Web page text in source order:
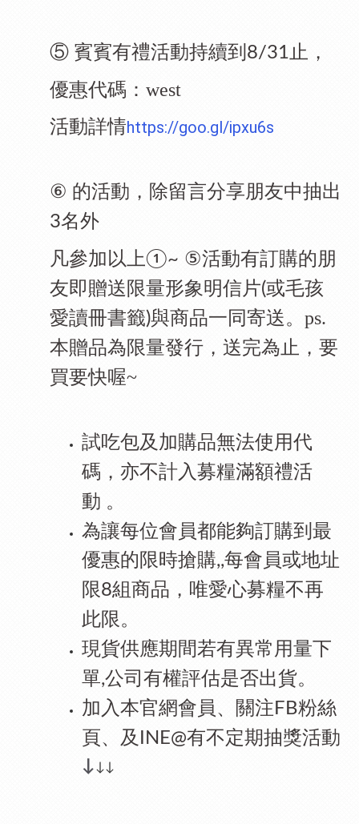
⑤ 賓賓有禮活動持續到 8/31止，
優惠代碼： west
活動詳情https://goo.gl/ipxu6s
⑥ 的活動，除留言分享朋友中抽出
3名外
凡參加以上①~ ⑤活動有訂購的朋
友即贈送限量形象明信片(或毛孩
愛讀冊書籤)與商品一同寄送。ps.
本贈品為限量發行，送完為止，要
買要快喔~
試吃包及加購品無法使用代
碼，亦不計入募糧滿額禮活
動 。
為讓每位會員都能夠訂購到最
優惠的限時搶購,,每會員或地址
限8組商品，唯愛心募糧不再
此限。
現貨供應期間若有異常用量下
單,公司有權評估是否出貨。
加入本官網會員、 關注 FB粉絲
頁、及
INE@有不定期抽獎活動
↓↓↓